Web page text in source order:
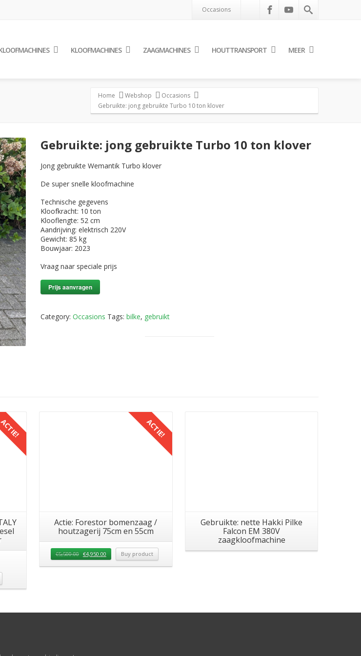
Occasions
KLOOFMACHINES ZAAGMACHINES HOUTTRANSPORT MEER
Home Webshop
Occasions
Gebruikte: jong gebruikte Turbo 10 ton klover
Gebruikte: jong gebruikte Turbo 10 ton klover
Jong gebruikte Wemantik Turbo klover
De super snelle kloofmachine
Technische gegevens
Kloofkracht: 10 ton
Klooflengte: 52 cm
Aandrijving: elektrisch 220V
Gewicht: 85 kg
Bouwjaar: 2023
Vraag naar speciale prijs
Prijs aanvragen
Category: Occasions Tags: bilke, gebruikt
ACTIE!
Actie: Forestor bomenzaag /
houtzagerij 75cm en 55cm
€5,500.00 €4,950.00 Buy product
Gebruikte: nette Hakki Pilke
Falcon EM 380V
zaagkloofmachine